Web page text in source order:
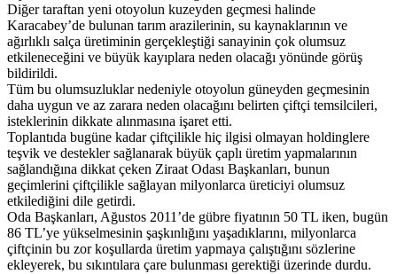
Diğer taraftan yeni otoyolun kuzeyden geçmesi halinde
Karacabey’de bulunan tarım arazilerinin, su kaynaklarının ve
ağırlıklı salça üretiminin gerçekleştiği sanayinin çok olumsuz
etkileneceğini ve büyük kayıplara neden olacağı yönünde görüş
bildirildi.
Tüm bu olumsuzluklar nedeniyle otoyolun güneyden geçmesinin
daha uygun ve az zarara neden olacağını belirten çiftçi temsilcileri,
isteklerinin dikkate alınmasına işaret etti.
Toplantıda bugüne kadar çiftçilikle hiç ilgisi olmayan holdinglere
teşvik ve destekler sağlanarak büyük çaplı üretim yapmalarının
sağlandığına dikkat çeken Ziraat Odası Başkanları, bunun
geçimlerini çiftçilikle sağlayan milyonlarca üreticiyi olumsuz
etkilediğini dile getirdi.
Oda Başkanları, Ağustos 2011’de gübre fiyatının 50 TL iken, bugün
86 TL’ye yükselmesinin şaşkınlığını yaşadıklarını, milyonlarca
çiftçinin bu zor koşullarda üretim yapmaya çalıştığını sözlerine
ekleyerek, bu sıkıntılara çare bulunması gerektiği üzerinde durdu.